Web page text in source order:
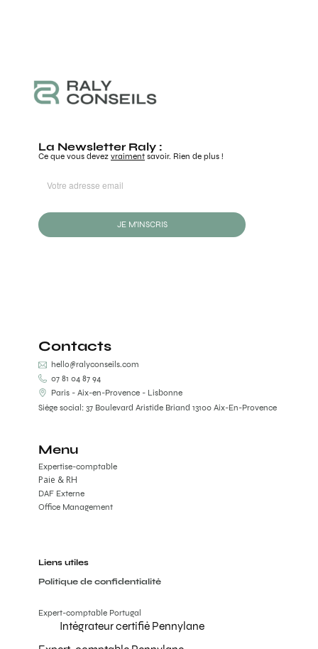
La Newsletter Raly :
Ce que vous devez vraiment savoir. Rien de plus !
JE M'INSCRIS
Contacts
hello@ralyconseils.com
07 81 04 87 94
Paris - Aix-en-Provence - Lisbonne
Siège social: 37 Boulevard Aristide Briand 13100 Aix-En-Provence
Menu
Expertise-comptable
DAF Externe
Office Management
Paie & RH
Liens utiles
Politique de confidentialité
Expert-comptable Portugal
Intégrateur certifié Pennylane